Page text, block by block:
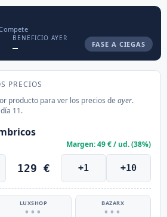
BENEFICIO AYER
— FASE A CIEGAS
PRECIOS
producto para ver los precios deayer.
11.
Margen: 49 € / ud. (38%)
129 € +1 +10
LUXSHOP
•••
BAZARX
•••